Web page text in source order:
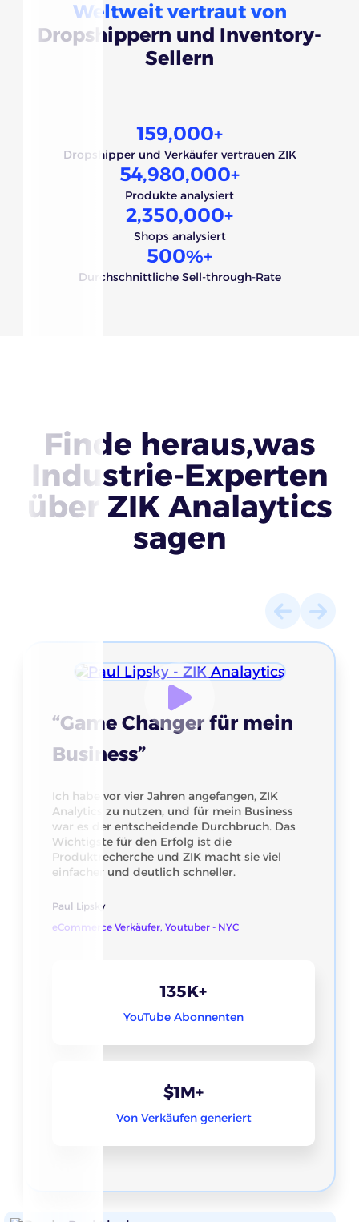
Weltweit vertraut von
Dropshippern und Inventory-
Sellern
159,000+
Dropshipper und Verkäufer vertrauen ZIK
54,980,000+
Produkte analysiert
2,350,000+
Shops analysiert
500%+
Durchschnittliche Sell-through-Rate
Finde heraus,was
Industrie-Experten
über ZIK Analaytics
sagen
“Game Changer für mein
Business”
Ich habe vor vier Jahren angefangen, ZIK
Analytics zu nutzen, und für mein Business
war es der entscheidende Durchbruch. Das
Wichtigste für den Erfolg ist die
Produktrecherche und ZIK macht sie viel
einfacher und deutlich schneller.
Paul Lipsky
eCommerce Verkäufer, Youtuber - NYC
135K+
YouTube Abonnenten
$1M+
Von Verkäufen generiert